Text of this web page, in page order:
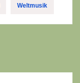
Weltmusik